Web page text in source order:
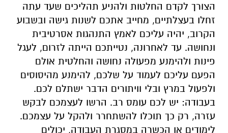
הצורך לקדם החלטות ולהניע תהליכים שעד עתה
זחלו בעצלתיים, מחייב אתכם לשנות גישה ובשבוע
הקרוב, יהיה עליכם לאמץ התנהגות אסרטיבית
ונחושה. עד לאחרונה, נטייתכם הייתה לזרום, לעגל
פינות ולהימנע מפעולה נחושה והחלטית אולם
הפעם עליכם לעמוד על שלכם, להימנע מהיסוסים
ולפעול במרץ ובלי וויתורים הדבר ישתלם לכם.
בעבודה: יש לכם עומס רב. הרשו לעצמכם לבקש
עזרה, רק כך תוכלו להשתחרר ולהקל על עצמכם.
לימודים או הכשרה במסגרת העבודה, יכולים